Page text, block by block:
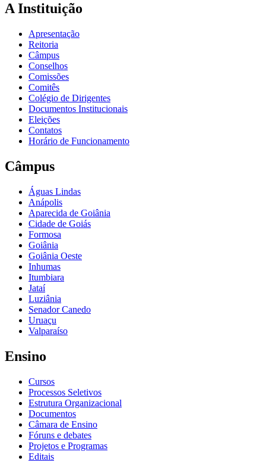
A Instituição
Apresentação
Reitoria
Câmpus
Conselhos
Comissões
Comitês
Colégio de Dirigentes
Documentos Institucionais
Eleições
Contatos
Horário de Funcionamento
Câmpus
Águas Lindas
Anápolis
Aparecida de Goiânia
Cidade de Goiás
Formosa
Goiânia
Goiânia Oeste
Inhumas
Itumbiara
Jataí
Luziânia
Senador Canedo
Uruaçu
Valparaíso
Ensino
Cursos
Processos Seletivos
Estrutura Organizacional
Documentos
Câmara de Ensino
Fóruns e debates
Projetos e Programas
Editais